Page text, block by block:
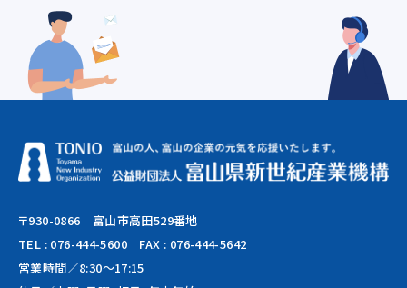
〒930-0866 富山市高田529番地
TEL : 076-444-5600 FAX : 076-444-5642
営業時間／8:30～17:15